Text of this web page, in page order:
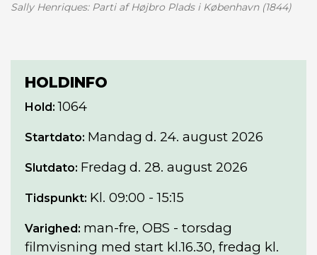
Sally Henriques: Parti af Højbro Plads i København (1844)
HOLDINFO
Hold: 1064
Startdato: Mandag d. 24. august 2026
Slutdato: Fredag d. 28. august 2026
Tidspunkt: Kl. 09:00 - 15:15
Varighed: man-fre, OBS - torsdag
filmvisning med start kl.16.30, fredag kl.